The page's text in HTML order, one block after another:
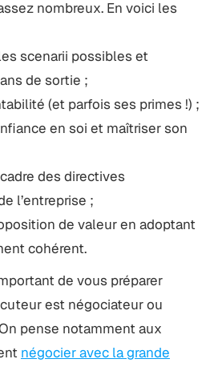
nombreux. En voici les
scenarii possibles et
de sortie ;
(et parfois ses primes !) ;
en soi et maîtriser son
des directives
l’entreprise ;
de valeur en adoptant
cohérent.
de vous préparer
est négociateur ou
pense notamment aux
négocier avec la grande